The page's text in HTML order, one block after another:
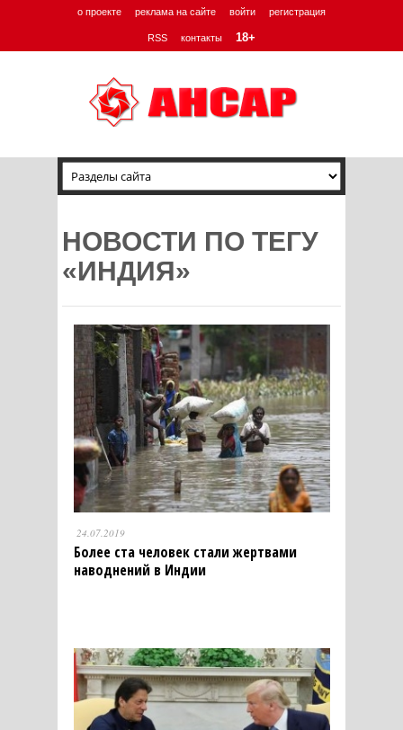
о проекте реклама на сайте войти регистрация
RSS контакты 18+
НОВОСТИ ПО ТЕГУ
«ИНДИЯ»
24.07.2019
Более ста человек стали жертвами
наводнений в Индии